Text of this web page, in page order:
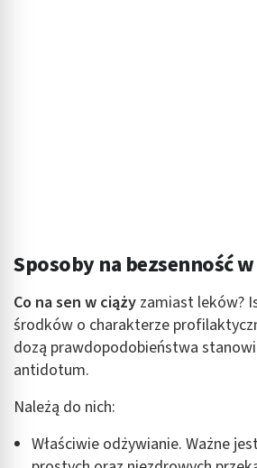
Sposoby na bezsenność
Co na sen w ciąży zamiast leków?
środków o charakterze
dozą prawdopodobieństwa
antidotum.
Należą do nich:
Właściwie odżywianie. Ważne